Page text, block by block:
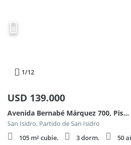
1/12
USD 139.000
Avenida Bernabé Márquez 700, Piso 1
San Isidro, Partido de San Isidro
105 m² cubie.
3 dorm.
50